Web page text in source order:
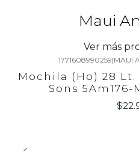
Maui
Ver más
1771608990259|MAUI
Mochila (Ho) 28
Sons 5Am176-